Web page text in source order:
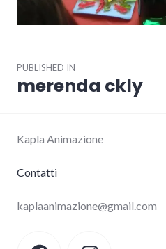
navigation
PUBLISHED IN
merenda ckly
Kapla Animazione
Contatti
kaplaanimazione@gmail.com